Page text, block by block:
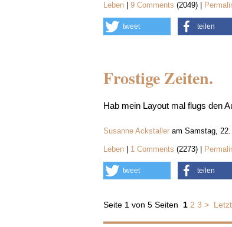
Leben 9 Comments (2049) |
tweet teilen
Frostige Zeiten.
Hab mein Layout mal flugs den
Susanne Ackstalleram Samstag, 22.
Leben 1 Comments (2273) |
tweet teilen
Seite 1 von 5 Seiten 1 2 3 >